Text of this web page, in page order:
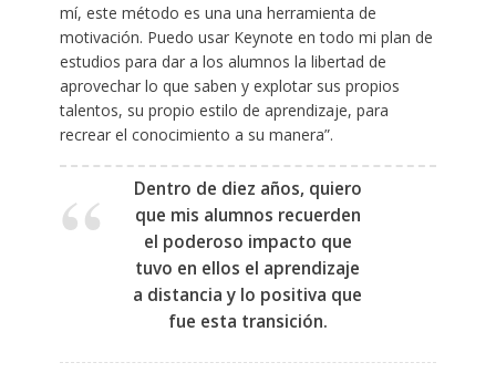
mí, este método es una una herramienta de
motivación. Puedo usar Keynote en todo mi plan de
estudios para dar a los alumnos la libertad de
aprovechar lo que saben y explotar sus propios
talentos, su propio estilo de aprendizaje, para
recrear el conocimiento a su manera”.
Dentro de diez años, quiero
que mis alumnos recuerden
el poderoso impacto que
tuvo en ellos el aprendizaje
a distancia y lo positiva que
fue esta transición.